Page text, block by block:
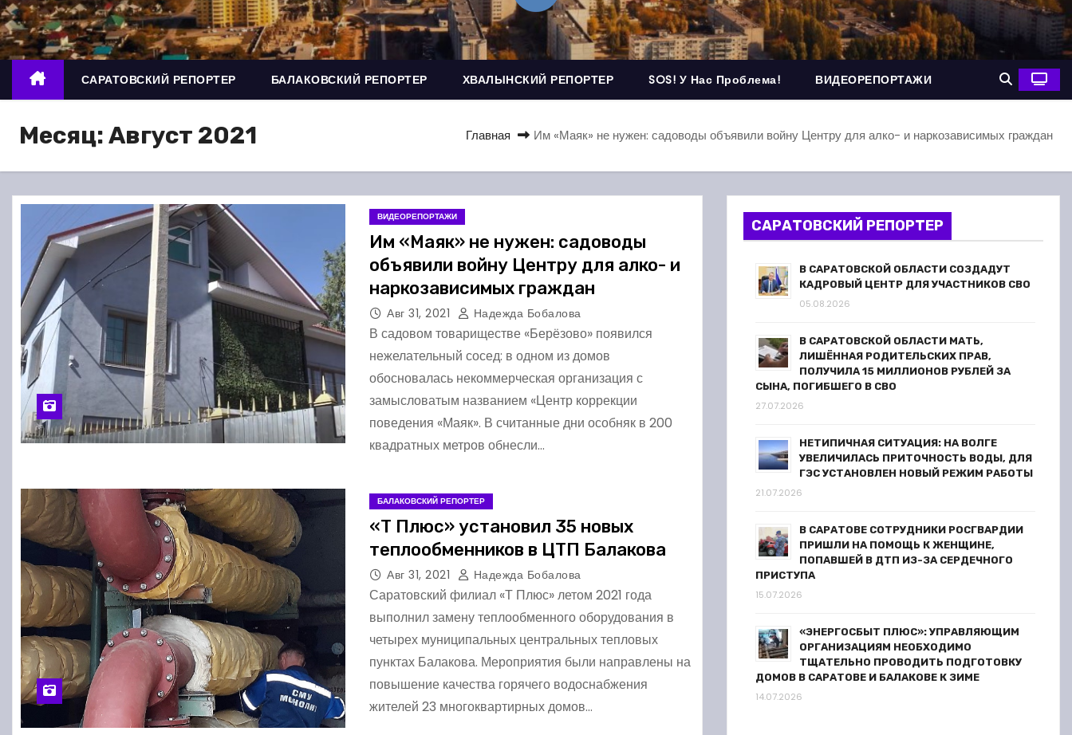
о
м
у
САРАТОВСКИЙ РЕПОРТЕР БАЛАКОВСКИЙ РЕПОРТЕР ХВАЛЫНСКИЙ РЕПОРТЕР SOS! У Нас Проблема! ВИДЕОРЕПОРТАЖИ
Месяц:Август 2021 Главная Им «Маяк» не нужен: садоводы объявили войну Центру для алко- и наркозависимых граждан
ВИДЕОРЕПОРТАЖИ
Им «Маяк» не нужен: садоводы
объявили войну Центру для алко- и
наркозависимых граждан
Авг 31, 2021 Надежда Бобалова
В садовом товариществе «Берёзово» появился
нежелательный сосед: в одном из домов
обосновалась некоммерческая организация с
замысловатым названием «Центр коррекции
поведения «Маяк». В считанные дни особняк в 200
квадратных метров обнесли…
БАЛАКОВСКИЙ РЕПОРТЕР
«Т Плюс» установил 35 новых
теплообменников в ЦТП Балакова
Авг 31, 2021 Надежда Бобалова
Саратовский филиал «Т Плюс» летом 2021 года
выполнил замену теплообменного оборудования в
четырех муниципальных центральных тепловых
пунктах Балакова. Мероприятия были направлены на
повышение качества горячего водоснабжения
жителей 23 многоквартирных домов…
САРАТОВСКИЙ РЕПОРТЕР
В САРАТОВСКОЙ ОБЛАСТИ СОЗДАДУТ
КАДРОВЫЙ ЦЕНТР ДЛЯ УЧАСТНИКОВ СВО
05.08.2026
В САРАТОВСКОЙ ОБЛАСТИ МАТЬ,
ЛИШЁННАЯ РОДИТЕЛЬСКИХ ПРАВ,
ПОЛУЧИЛА 15 МИЛЛИОНОВ РУБЛЕЙ ЗА
СЫНА, ПОГИБШЕГО В СВО
27.07.2026
НЕТИПИЧНАЯ СИТУАЦИЯ: НА ВОЛГЕ
УВЕЛИЧИЛАСЬ ПРИТОЧНОСТЬ ВОДЫ, ДЛЯ
ГЭС УСТАНОВЛЕН НОВЫЙ РЕЖИМ РАБОТЫ
21.07.2026
В САРАТОВЕ СОТРУДНИКИ РОСГВАРДИИ
ПРИШЛИ НА ПОМОЩЬ К ЖЕНЩИНЕ,
ПОПАВШЕЙ В ДТП ИЗ-ЗА СЕРДЕЧНОГО
ПРИСТУПА
15.07.2026
«ЭНЕРГОСБЫТ ПЛЮС»: УПРАВЛЯЮЩИМ
ОРГАНИЗАЦИЯМ НЕОБХОДИМО
ТЩАТЕЛЬНО ПРОВОДИТЬ ПОДГОТОВКУ
ДОМОВ В САРАТОВЕ И БАЛАКОВЕ К ЗИМЕ
14.07.2026